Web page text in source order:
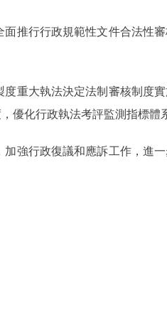
推行行政規範性文件合法性
重大執法決定法制審核制度
優化行政執法考評監測指標體
強行政復議和應訴工作，進